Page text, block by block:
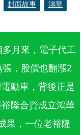
封面故事 鴻華
月來，電子代工
，股價也翻漲2
動車，背後正是
隆合資成立鴻華
果，一位老裕隆